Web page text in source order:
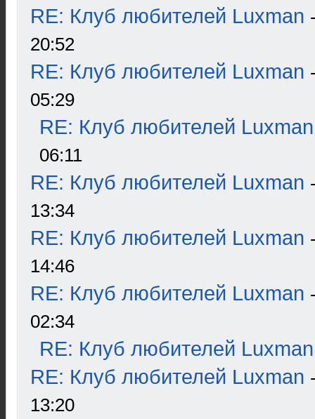
RE: Клуб любителей Luxman
20:52
RE: Клуб любителей Luxman
05:29
RE: Клуб любителей Luxman
06:11
RE: Клуб любителей Luxman
13:34
RE: Клуб любителей Luxman
14:46
RE: Клуб любителей Luxman
02:34
RE: Клуб любителей Luxman
RE: Клуб любителей Luxman
13:20